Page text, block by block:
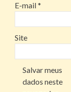
E-mail*
Site
Salvar meus
dados neste